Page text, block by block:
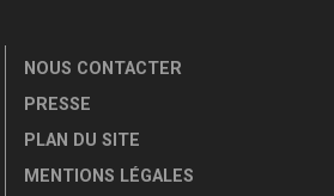
NOUS CONTACTER
PRESSE
PLAN DU SITE
MENTIONS LÉGALES